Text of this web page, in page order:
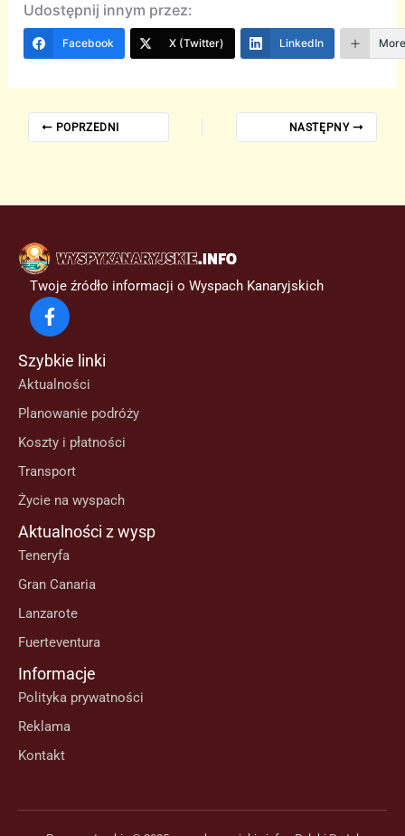
Udostępnij innym przez:
Facebook X (Twitter) LinkedIn
POPRZEDNI NASTĘPNY
Twoje źródło informacji o Wyspach Kanaryjskich
Szybkie linki
Aktualności
Planowanie podróży
Koszty i płatności
Transport
Życie na wyspach
Aktualności z wysp
Teneryfa
Gran Canaria
Lanzarote
Fuerteventura
Informacje
Polityka prywatności
Reklama
Kontakt